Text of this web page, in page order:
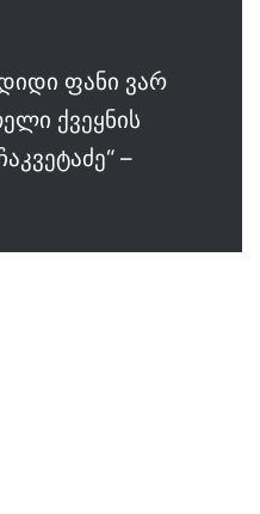
დიდი ფანი ვარ
ქვეყნის
–